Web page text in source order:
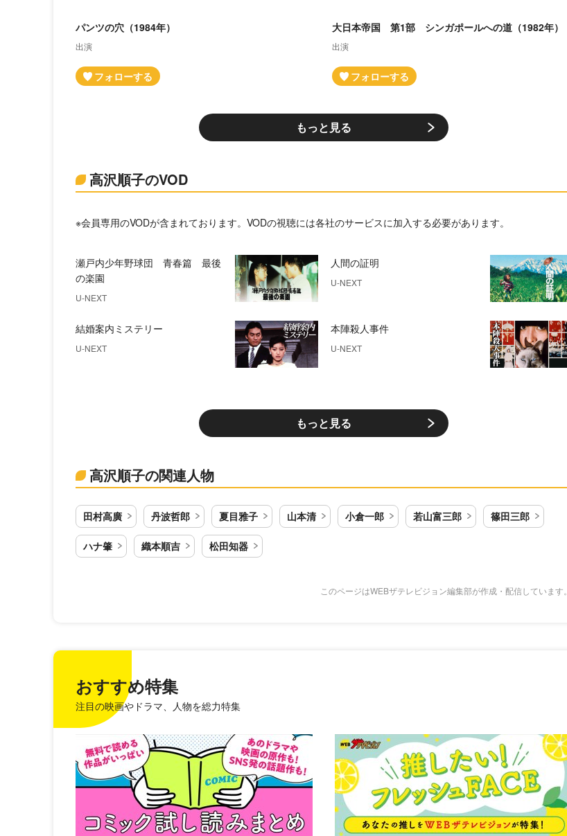
パンツの穴（1984年）
出演
大日本帝国 第1部 シンガポールへの道（1982年）
出演
もっと見る
高沢順子のVOD
※会員専用のVODが含まれております。VODの視聴には各社のサービスに加入する必要があります。
瀬戸内少年野球団 青春篇 最後
の楽園
U-NEXT
人間の証明
U-NEXT
結婚案内ミステリー
U-NEXT
本陣殺人事件
U-NEXT
もっと見る
高沢順子の関連人物
田村高廣 丹波哲郎 夏目雅子 山本清 小倉一郎 若山富三郎 篠田三郎
ハナ肇 織本順吉 松田知器
このページはWEBザテレビジョン編集部が作成・配信しています。
おすすめ特集
注目の映画やドラマ、人物を総力特集